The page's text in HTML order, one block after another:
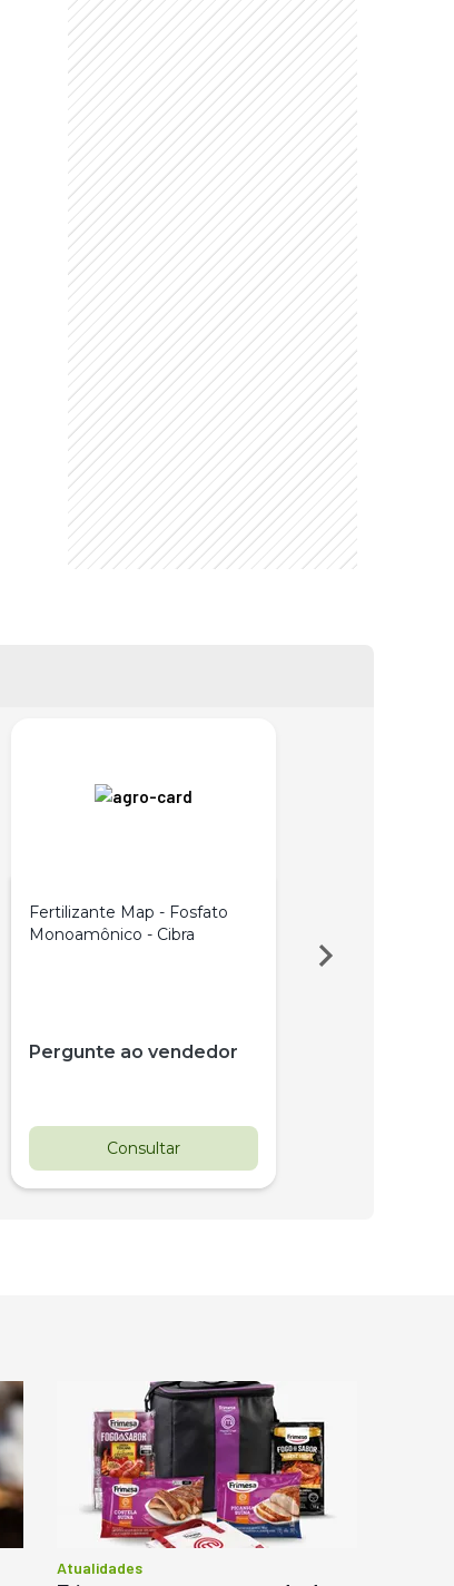
Fertilizante Map - Fosfato
Monoamônico - Cibra
Pergunte ao vendedor
Consultar
Atualidades